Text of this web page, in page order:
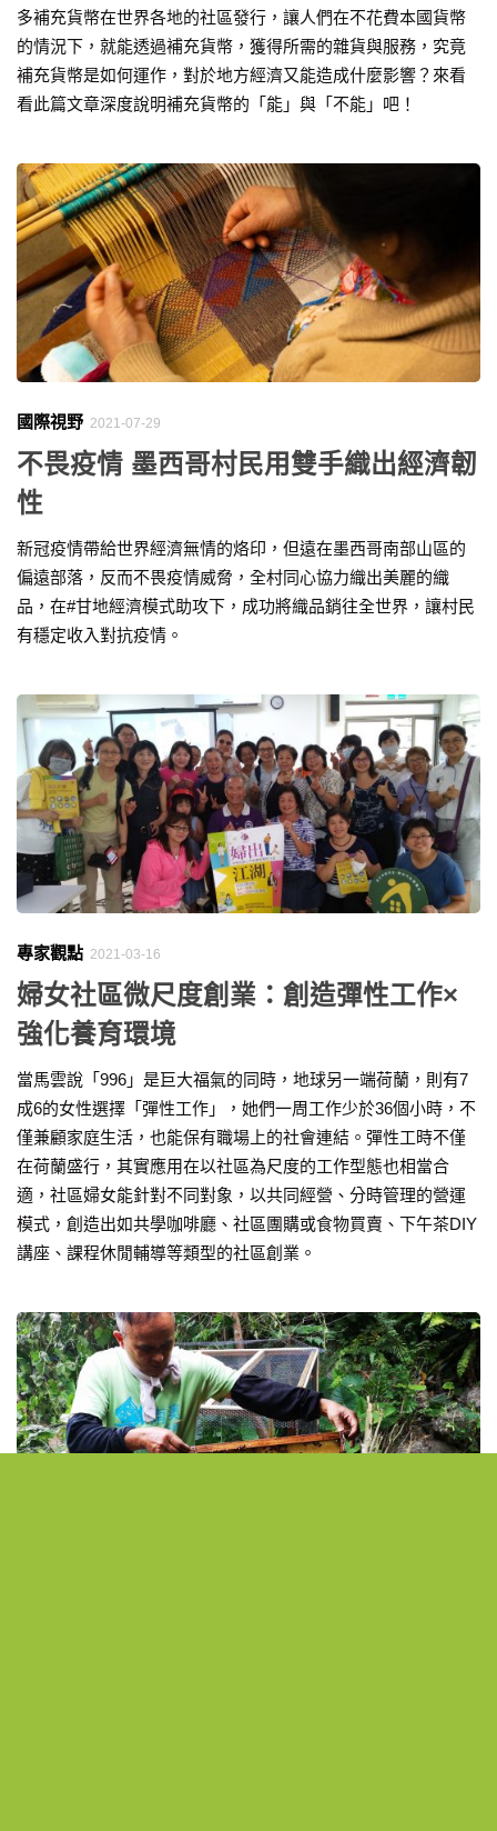
多補充貨幣在世界各地的社區發行，讓人們在不花費本國貨幣
的情況下，就能透過補充貨幣，獲得所需的雜貨與服務，究竟
補充貨幣是如何運作，對於地方經濟又能造成什麼影響？來看
看此篇文章深度說明補充貨幣的「能」與「不能」吧！
國際視野 2021-07-29
不畏疫情 墨西哥村民用雙手織出經濟韌
性
新冠疫情帶給世界經濟無情的烙印，但遠在墨西哥南部山區的
偏遠部落，反而不畏疫情威脅，全村同心協力織出美麗的織
品，在#甘地經濟模式助攻下，成功將織品銷往全世界，讓村民
有穩定收入對抗疫情。
專家觀點 2021-03-16
婦女社區微尺度創業：創造彈性工作×
強化養育環境
當馬雲說「996」是巨大福氣的同時，地球另一端荷蘭，則有7
成6的女性選擇「彈性工作」，她們一周工作少於36個小時，不
僅兼顧家庭生活，也能保有職場上的社會連結。彈性工時不僅
在荷蘭盛行，其實應用在以社區為尺度的工作型態也相當合
適，社區婦女能針對不同對象，以共同經營、分時管理的營運
模式，創造出如共學咖啡廳、社區團購或食物買賣、下午茶DIY
講座、課程休閒輔導等類型的社區創業。